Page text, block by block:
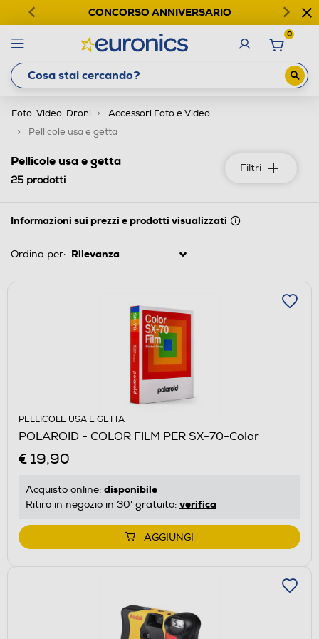
CONCORSO ANNIVERSARIO
0
Foto, Video, Droni
Accessori Foto e Video
Pellicole usa e getta
Filtri
Pellicole usa e getta
25 prodotti
Informazioni sui prezzi e prodotti visualizzati
Ordina per:
PELLICOLE USA E GETTA
POLAROID - COLOR FILM PER SX-70-Color
€ 19,90
Acquisto online: disponibile
Ritiro in negozio in 30' gratuito: verifica
AGGIUNGI